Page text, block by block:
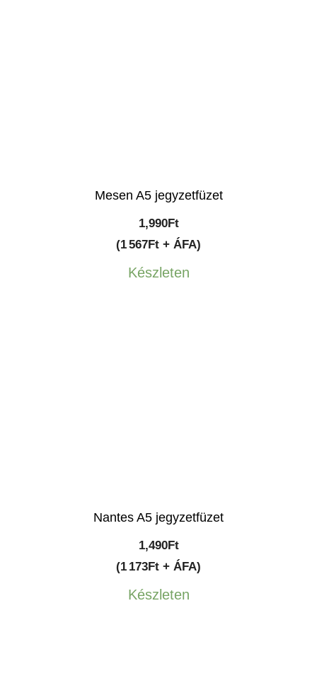
Mesen A5 jegyzetfüzet
1,990Ft
(1 567Ft + ÁFA)
Készleten
Nantes A5 jegyzetfüzet
1,490Ft
(1 173Ft + ÁFA)
Készleten